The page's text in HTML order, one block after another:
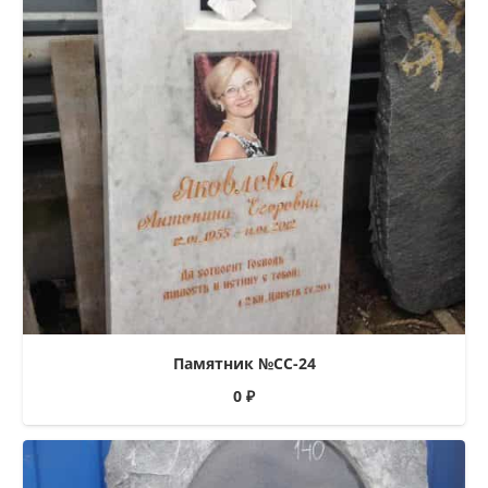
Памятник №СС-24
0 ₽